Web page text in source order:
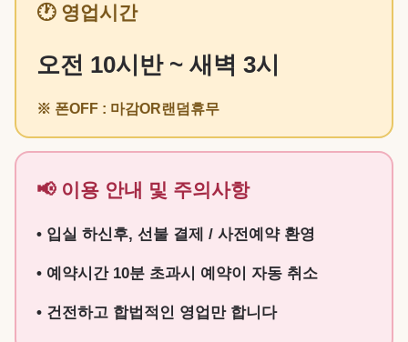
🕐 영업시간
오전 10시반 ~ 새벽 3시
※ 폰OFF : 마감OR랜덤휴무
📢 이용 안내 및 주의사항
• 입실 하신후, 선불 결제 / 사전예약 환영
• 예약시간 10분 초과시 예약이 자동 취소
• 건전하고 합법적인 영업만 합니다